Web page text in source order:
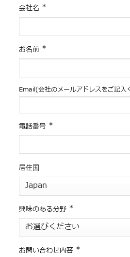
会社名 *
お名前 *
Email(会社のメールアドレスをご記入
電話番号 *
居住国
興味のある分野 *
お問い合わせ内容 *